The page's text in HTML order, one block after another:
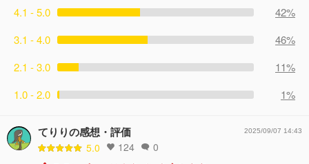
4.1 - 5.0
42%
3.1 - 4.0
46%
2.1 - 3.0
11%
1.0 - 2.0
1%
てりりの感想・評価
5.0 124 0
2025/09/07 14:43